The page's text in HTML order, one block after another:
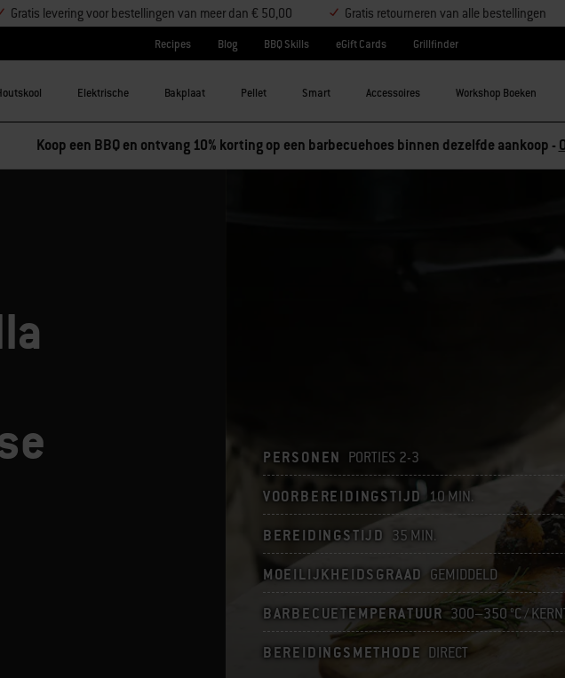
Gratis levering voor bestellingen van meer dan € 50,00 Gratis retourneren van alle bestellingen
Recipes Blog BBQ Skills eGift Cards Grillfinder
Elektrische Bakplaat Pellet Smart Accessoires Workshop Boeken
Koop een BBQ en ontvang 10% korting op een barbecuehoes binnen dezelfde aankoop -
PERSONEN PORTIES 2-3
VOORBEREIDINGSTIJD 10 MIN.
BEREIDINGSTIJD 35 MIN.
MOEILIJKHEIDSGRAAD GEMIDDELD
BARBECUETEMPERATUUR 300–350 °C /
BEREIDINGSMETHODE DIRECT